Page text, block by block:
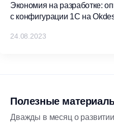
Экономия на разработке:
с конфигурации 1С на
24.08.2023
Полезные
Дважды в месяц о